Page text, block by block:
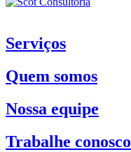
Serviços
Quem somos
Nossa equipe
Trabalhe conosco